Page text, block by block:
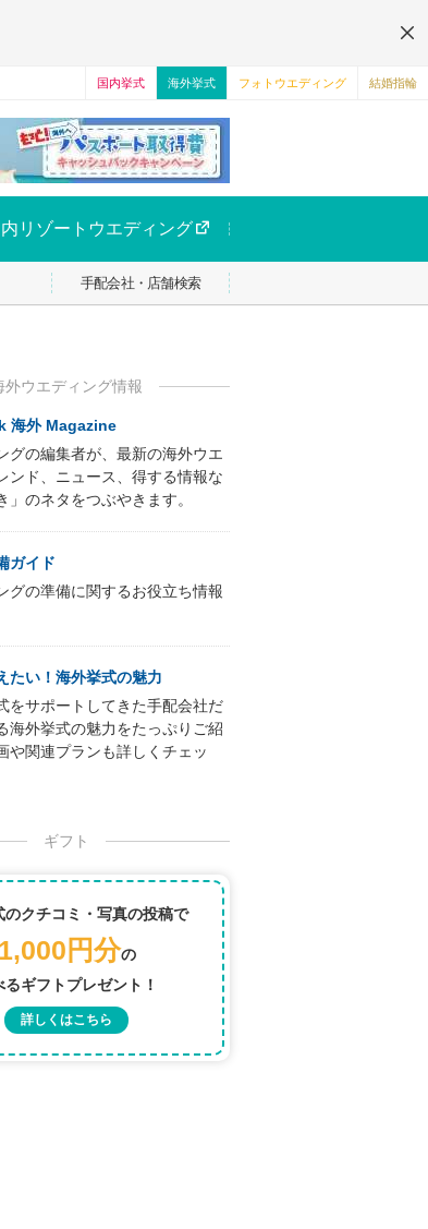
国内挙式 海外挙式 フォトウエディング 結婚指輪
リゾートウエディング
手配会社・店舗検索
外ウエディング情報
海外 Magazine
グの編集者が、最新の海外ウエ
ンド、ニュース、得する情報な
」のネタをつぶやきます。
ガイド
グの準備に関するお役立ち情報
たい！海外挙式の魅力
をサポートしてきた手配会社だ
海外挙式の魅力をたっぷりご紹
や関連プランも詳しくチェッ
ギフト
のクチコミ・写真の投稿で
1,000円分の
るギフトプレゼント！
詳しくはこちら